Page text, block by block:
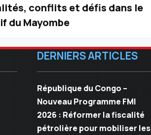
conflits et défis dans le
du Mayombe
DERNIERS ARTICLES
République du Congo –
Nouveau Programme FMI
2026 : Réformer la fiscalité
pétrolière pour mobiliser les